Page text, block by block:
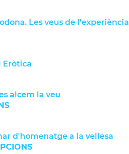
Les veus de l'experiència
Eròtica
alcem la veu
d'homenatge a la vellesa